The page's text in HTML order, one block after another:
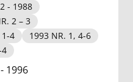
- 1988
2 – 3
1-4
1993 NR. 1, 4-6
4
1996